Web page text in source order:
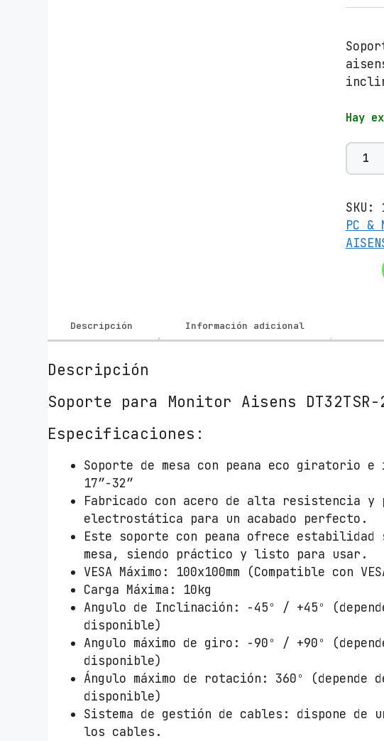
Hay
S
o
o
r
t
b
m
p
r
a
M
o
n
t
r
i
e
SKU:
PC &
Descripción Información adicional
Descripción
Soporte para Monitor Aisens DT32TSR-
Especificaciones:
Soporte de mesa con peana eco giratorio
17”-32”
Fabricado con acero de alta resistencia y
electrostática para un acabado perfecto.
Este soporte con peana ofrece
mesa, siendo práctico y listo para usar.
VESA Máximo: 100x100mm (Compatible con
Carga Máxima: 10kg
Angulo de Inclinación: -45º / +45º
disponible)
Angulo máximo de giro: -90º / +90º
disponible)
Ángulo máximo de rotación: 360º
disponible)
Sistema de gestión de cables: dispone de
los cables.